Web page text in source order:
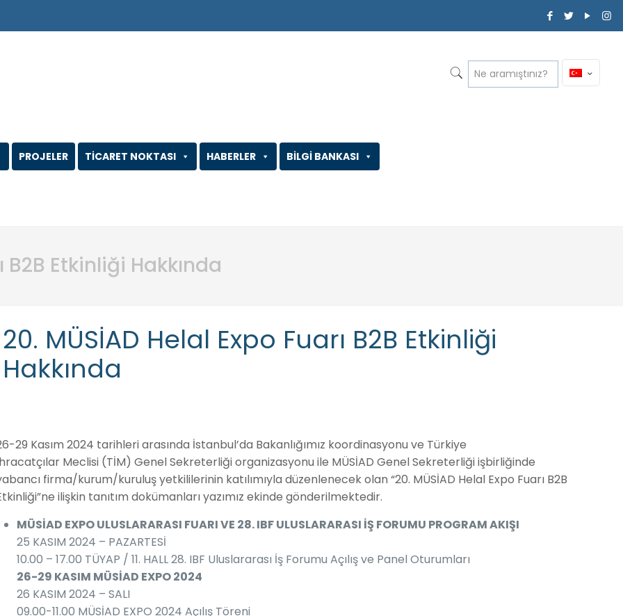
PROJELER TİCARET NOKTASI HABERLER BİLGİ BANKASI
B2B Etkinliği Hakkında
20. MÜSİAD Helal Expo Fuarı B2B Etkinliği
Hakkında
29 Kasım 2024 tarihleri arasında İstanbul’da Bakanlığımız koordinasyonu ve Türkiye
Meclisi (TİM) Genel Sekreterliği organizasyonu ile MÜSİAD Genel Sekreterliği işbirliğinde
firma/kurum/kuruluş yetkililerinin katılımıyla düzenlenecek olan “20. MÜSİAD Helal Expo Fuarı B2B
ilişkin tanıtım dokümanları yazımız ekinde gönderilmektedir.
MÜSİAD EXPO ULUSLARARASI FUARI VE 28. IBF ULUSLARARASI İŞ FORUMU PROGRAM AKIŞI
25 KASIM 2024 – PAZARTESİ
10.00 – 17.00 TÜYAP / 11. HALL 28. IBF Uluslararası İş Forumu Açılış ve Panel Oturumları
26-29 KASIM MÜSİAD EXPO 2024
26 KASIM 2024 – SALI
09.00-11.00 MÜSİAD EXPO 2024 Açılış Töreni